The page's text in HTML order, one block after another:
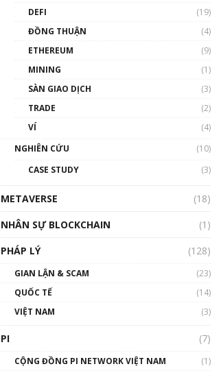
Blockchain đang được ứng
01:34:46
01:32:59
DEFI
(19)
ĐỒNG THUẬN
(4)
ETHEREUM
(9)
MINING
(1)
SÀN GIAO DỊCH
(3)
TRADE
(2)
VÍ
(4)
NGHIÊN CỨU
(10)
CASE STUDY
(3)
METAVERSE
(18)
NHÂN SỰ BLOCKCHAIN
(1)
PHÁP LÝ
(128)
GIAN LẬN & SCAM
(23)
QUỐC TẾ
(14)
VIỆT NAM
(3)
PI (7)
CỘNG ĐỒNG PI NETWORK VIỆT NAM
(1)